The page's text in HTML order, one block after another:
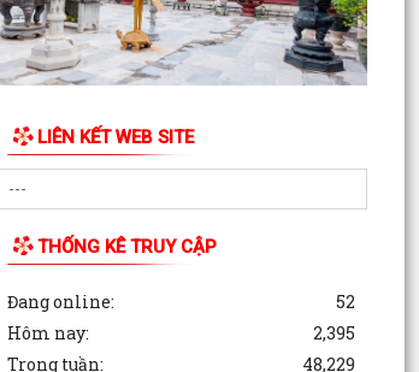
LIÊN KẾT WEB SITE
THỐNG KÊ TRUY CẬP
Đang online:
52
Hôm nay:
2,395
Trong tuần:
48,229